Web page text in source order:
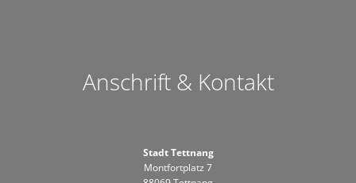
Anschrift & Kontakt
Stadt Tettnang
Montfortplatz 7